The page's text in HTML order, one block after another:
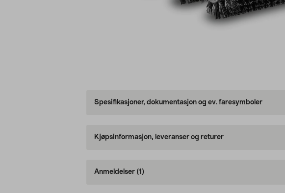
Spesifikasjoner, dokumentasjon og ev. faresymboler
Kjøpsinformasjon, leveranser og returer
Anmeldelser (1)